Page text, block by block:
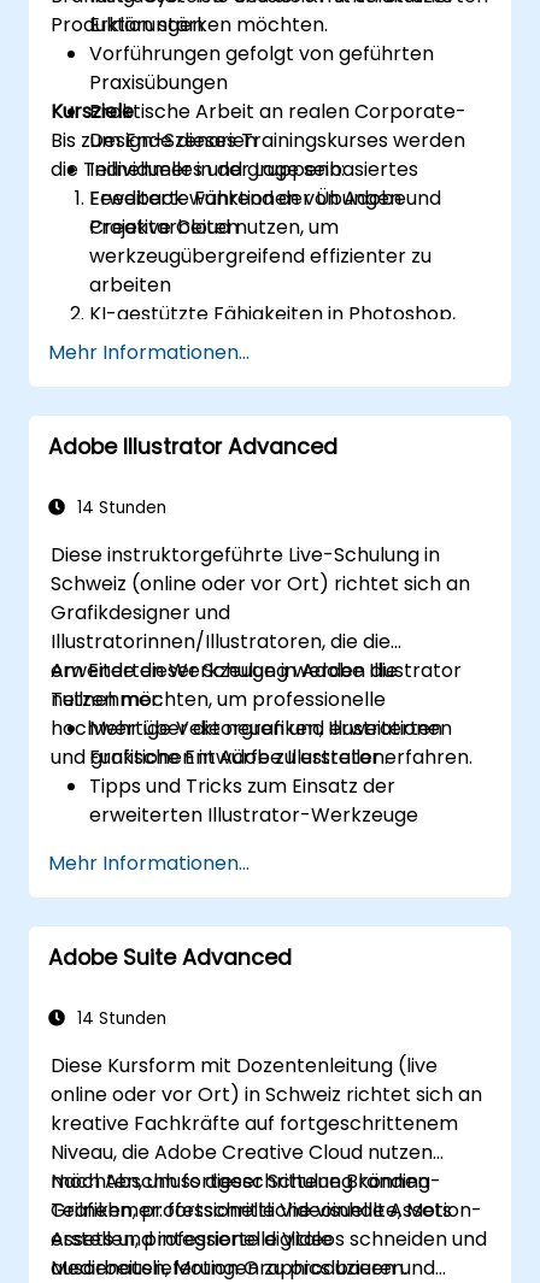
Produktion stärken möchten.
Erklärungen
Vorführungen gefolgt von geführten
Praxisübungen
Praktische Arbeit an realen Corporate-
Design-Szenarien
Individuelles und gruppenbasiertes
Feedback während der Übungen und
Projektarbeiten
Kursziele
Bis zum Ende dieses Trainingskurses werden
die Teilnehmer in der Lage sein:
Erweiterte Funktionen von Adobe
Creative Cloud nutzen, um
werkzeugübergreifend effizienter zu
arbeiten
KI-gestützte Fähigkeiten in Photoshop,
Illustrator und InDesign einsetzen, um
erstellen
den Marken- und
Kommunikationsrichtlinien entsprechen
Konsequente Branding- und
Layoutsysteme über mehrere
Ablieferungen hinweg aufbauen
Report-Layouts und Publishing-Workflows
mittels InDesign automatisieren
KI verantwortungsvoll anwenden, dabei
visuelle Konsistenz und Markenkontrolle
wahren
Mehr Informationen...
Adobe Illustrator Advanced
14 Stunden
Diese instruktorgeführte Live-Schulung in
Schweiz (online oder vor Ort) richtet sich an
Grafikdesigner und
Illustratorinnen/Illustratoren, die die
erweiterten Werkzeuge in Adobe Illustrator
nutzen möchten, um professionelle
hochwertige Vektorgrafiken, Illustrationen
und grafische Entwürfe zu erstellen.
Am Ende dieser Schulung werden die
Teilnehmer:
Mehr über die neuen und erweiterten
Funktionen in Adobe Illustrator erfahren.
Tipps und Tricks zum Einsatz der
erweiterten Illustrator-Werkzeuge
Handskizzen in digitale Bilder umwandeln
können.
Professionelle Grafiken, Logos und
animierte GIFs erstellen können.
zusammenführen und verzerren können.
automatisieren können.
Mehr Informationen...
Adobe Suite Advanced
14 Stunden
Diese Kursform mit Dozentenleitung (live
online oder vor Ort) in Schweiz richtet sich an
kreative Fachkräfte auf fortgeschrittenem
Niveau, die Adobe Creative Cloud nutzen
möchten, um fortgeschrittene Branding-
Grafiken, professionelle Videoinhalte, Motion-
Assets und integrierte digitale
Medienauslieferungen zu produzieren.
Nach Abschluss dieser Schulung können
Teilnehmer: fortschrittliche visuelle Assets
erstellen, professionelle Videos schneiden und
ausarbeiten, Motion Graphics bauen und